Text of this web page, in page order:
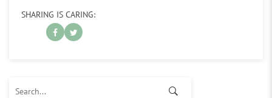
SHARING IS CARING: